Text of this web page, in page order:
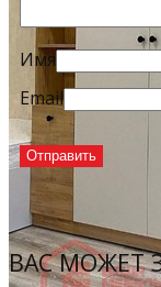
Имя
Email
ВАС МОЖЕТ